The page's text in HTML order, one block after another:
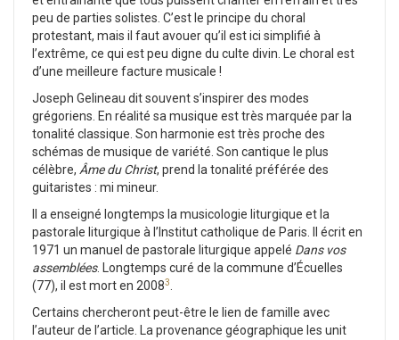
peu de parties solistes. C’est le principe du choral
protestant, mais il faut avouer qu’il est ici simplifié à
l’extrême, ce qui est peu digne du culte divin. Le choral est
d’une meilleure facture musicale !
Joseph Gelineau dit souvent s’inspirer des modes
grégoriens. En réalité sa musique est très marquée par la
tonalité classique. Son harmonie est très proche des
schémas de musique de variété. Son cantique le plus
célèbre, Âme du Christ, prend la tonalité préférée des
guitaristes : mi mineur.
Il a enseigné longtemps la musicologie liturgique et la
pastorale liturgique à l’Institut catholique de Paris. Il écrit en
1971 un manuel de pastorale liturgique appelé Dans vos
assemblées. Longtemps curé de la commune d’Écuelles
(77), il est mort en 20083
Certains chercheront peut-être le lien de famille avec
l’auteur de l’article. La provenance géographique les unit